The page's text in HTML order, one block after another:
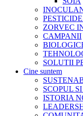
ZORVEC
CAMPANII
SOLUTII
Cine suntem
SCOPUL
ISTORIA